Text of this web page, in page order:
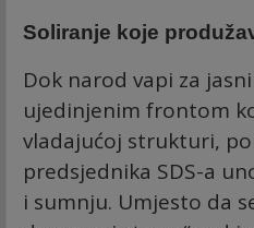
Soliranje koje
Dok narod vapi za
ujedinjenim frontom
vladajućoj strukturi,
predsjednika SDS-a
i sumnju. Umjesto da